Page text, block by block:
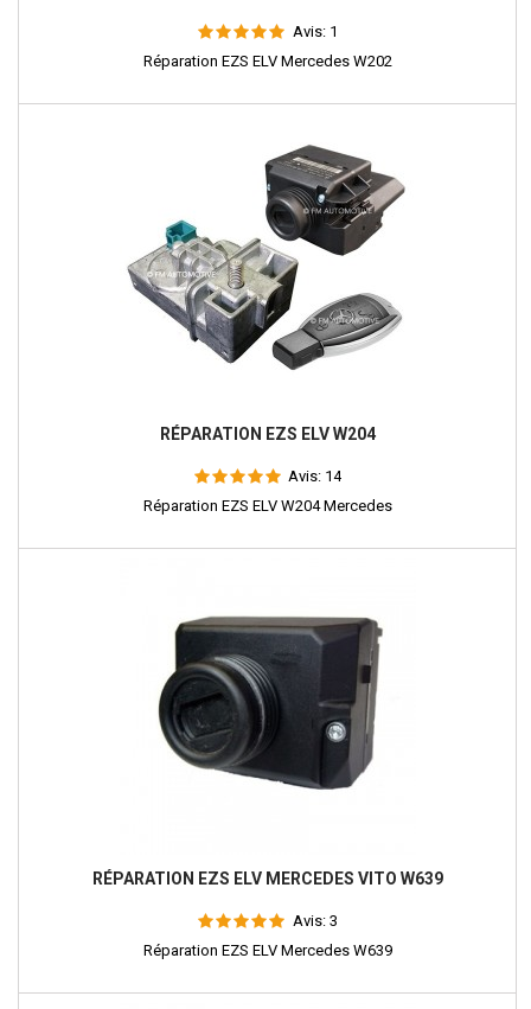
Avis: 1
Réparation EZS ELV Mercedes W202
RÉPARATION EZS ELV W204
Avis: 14
Réparation EZS ELV W204 Mercedes
RÉPARATION EZS ELV MERCEDES VITO W639
Avis: 3
Réparation EZS ELV Mercedes W639